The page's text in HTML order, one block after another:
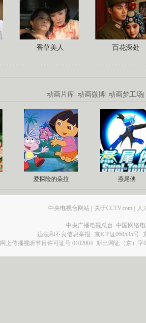
香草美人 百花深处
动画片库| 动画微博| 动画梦工场|
爱探险的朵拉 燕尾侠
中央电视台网站 | 关于CCTV.com | 人
中央广播电视总台 中国网络
违法和不良信息举报
京ICP证060535号
网上传播视听节目许可证号 0102004 新出网证（京）